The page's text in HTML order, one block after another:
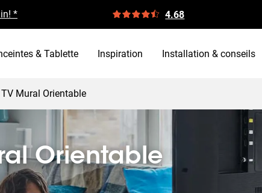
* 4.68
& Tablette Inspiration Installation & conseils
TV Mural Orientable
Orientable